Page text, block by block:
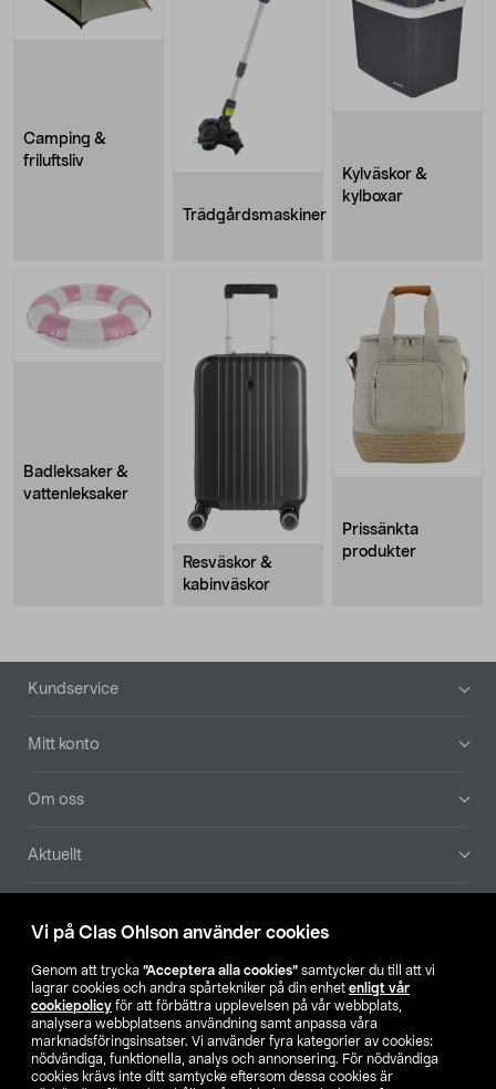
Vi på Clas Ohlson använder cookies
Genom att trycka ”Acceptera alla cookies” samtycker du till att vi
lagrar cookies och andra spårtekniker på din enhet enligt vår
cookiepolicy för att förbättra upplevelsen på vår webbplats,
analysera webbplatsens användning samt anpassa våra
marknadsföringsinsatser. Vi använder fyra kategorier av cookies:
nödvändiga, funktionella, analys och annonsering. För nödvändiga
cookies krävs inte ditt samtycke eftersom dessa cookies är
Camping &
friluftsliv
Trädgårdsmaskiner
Kylväskor &
kylboxar
Badleksaker &
vattenleksaker
Resväskor &
kabinväskor
Prissänkta
produkter
Sidfot
Kundservice
Mitt konto
Om oss
Aktuellt
Hitta butik
SE NO FI